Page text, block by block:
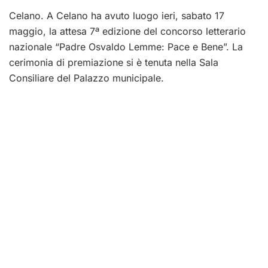
Celano. A Celano ha avuto luogo ieri, sabato 17
maggio, la attesa 7ª edizione del concorso letterario
nazionale “Padre Osvaldo Lemme: Pace e Bene”. La
cerimonia di premiazione si è tenuta nella Sala
Consiliare del Palazzo municipale.